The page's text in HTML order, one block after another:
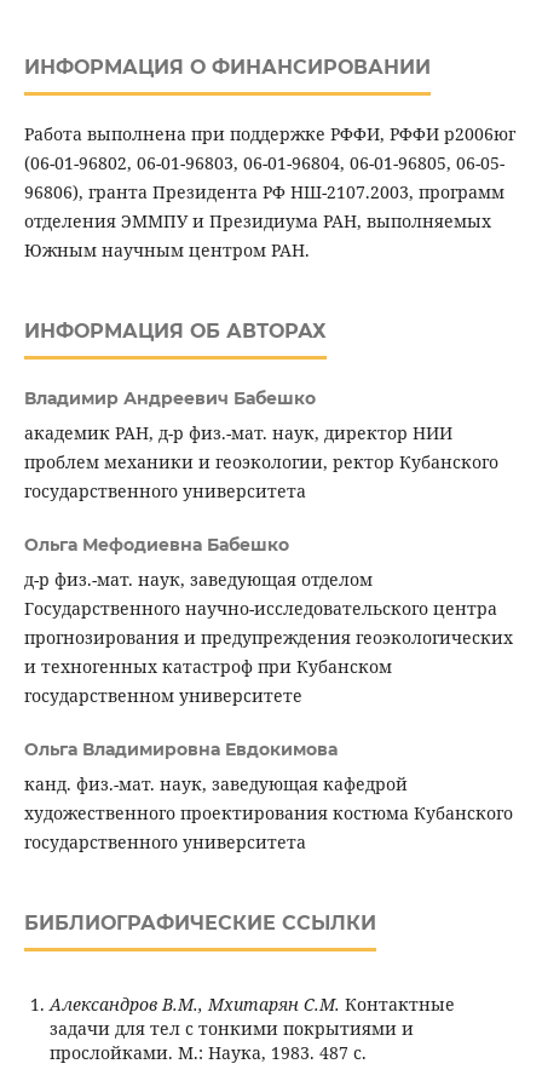
ИНФОРМАЦИЯ О ФИНАНСИРОВАНИИ
Работа выполнена при поддержке РФФИ, РФФИ р2006юг
(06-01-96802, 06-01-96803, 06-01-96804, 06-01-96805, 06-05-
96806), гранта Президента РФ НШ-2107.2003, программ
отделения ЭММПУ и Президиума РАН, выполняемых
Южным научным центром РАН.
ИНФОРМАЦИЯ ОБ АВТОРАХ
Владимир Андреевич Бабешко
академик РАН, д-р физ.-мат. наук, директор НИИ
проблем механики и геоэкологии, ректор Кубанского
государственного университета
Ольга Мефодиевна Бабешко
д-р физ.-мат. наук, заведующая отделом
Государственного научно-исследовательского центра
прогнозирования и предупреждения геоэкологических
и техногенных катастроф при Кубанском
государственном университете
Ольга Владимировна Евдокимова
канд. физ.-мат. наук, заведующая кафедрой
художественного проектирования костюма Кубанского
государственного университета
БИБЛИОГРАФИЧЕСКИЕ ССЫЛКИ
Александров В.М., Мхитарян С.М. Контактные
задачи для тел с тонкими покрытиями и
прослойками. М.: Наука, 1983. 487 с.